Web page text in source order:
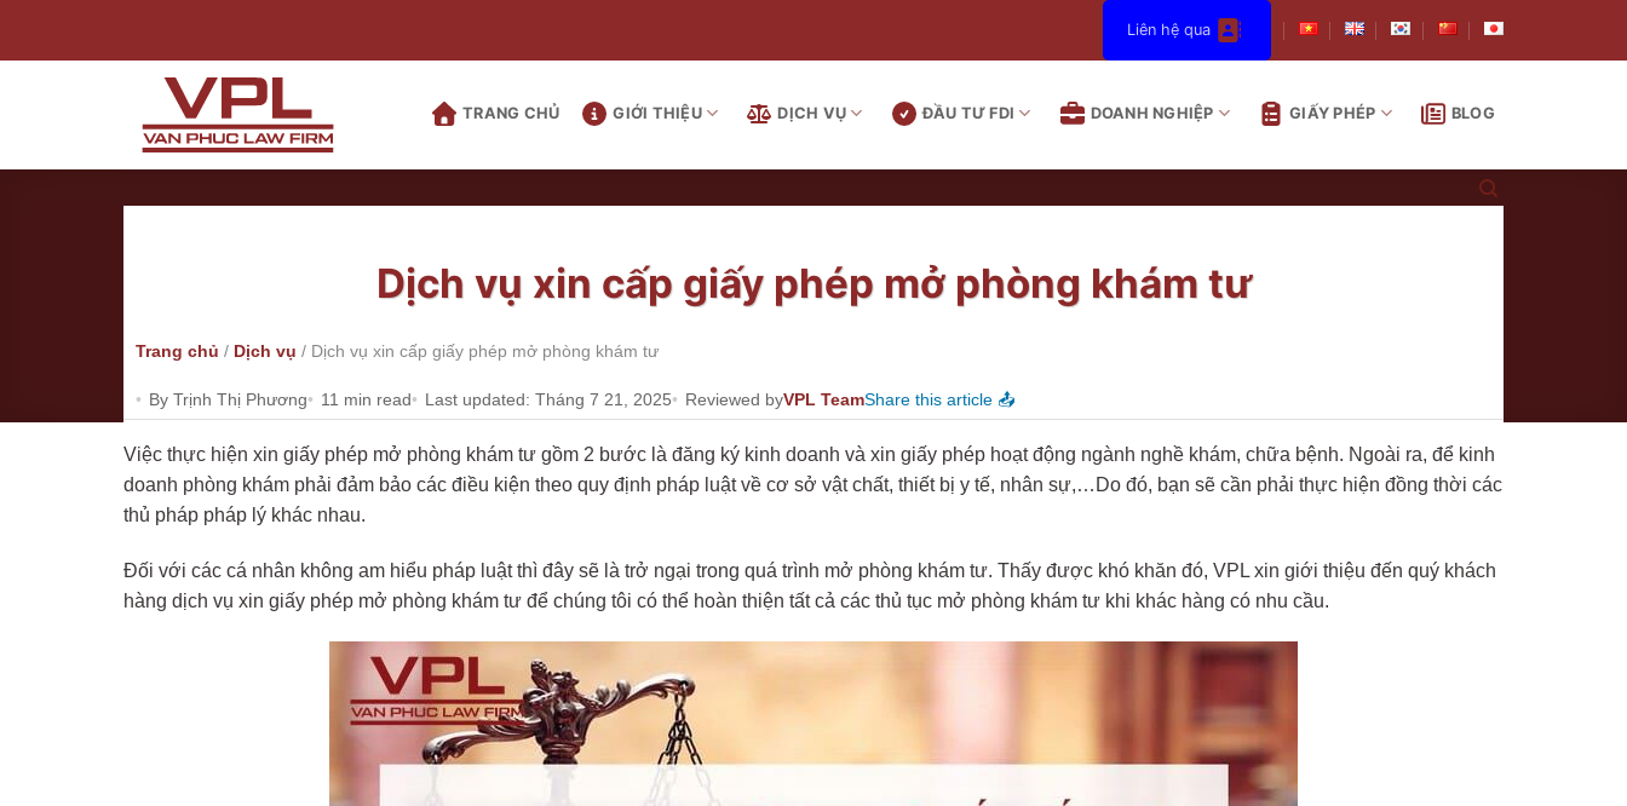
Liên hệ qua
TRANG CHỦ GIỚI THIỆU DỊCH VỤ ĐẦU TƯ FDI DOANH NGHIỆP GIẤY PHÉP BLOG
Dịch vụ xin cấp giấy phép mở phòng khám tư
Trang chủ / Dịch vụ / Dịch vụ xin cấp giấy phép mở phòng khám tư
By Trịnh Thị Phương 11 min read Last updated: Tháng 7 21, 2025 Reviewed byVPL TeamShare this article 📤
Việc thực hiện xin giấy phép mở phòng khám tư gồm 2 bước là đăng ký kinh doanh và xin giấy phép hoạt động ngành nghề khám, chữa bệnh. Ngoài ra, để kinh
doanh phòng khám phải đảm bảo các điều kiện theo quy định pháp luật về cơ sở vật chất, thiết bị y tế, nhân sự,…Do đó, bạn sẽ cần phải thực hiện đồng thời các
thủ pháp pháp lý khác nhau.
Đối với các cá nhân không am hiểu pháp luật thì đây sẽ là trở ngại trong quá trình mở phòng khám tư. Thấy được khó khăn đó, VPL xin giới thiệu đến quý khách
hàng dịch vụ xin giấy phép mở phòng khám tư để chúng tôi có thể hoàn thiện tất cả các thủ tục mở phòng khám tư khi khác hàng có nhu cầu.